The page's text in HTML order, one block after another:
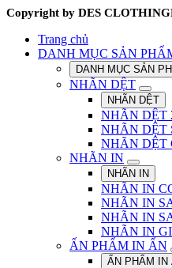
Copyright by DES
Trang chủ
DANH MỤC SẢN
DANH MỤC SẢN
NHÃN DỆT
NHÃN DỆT
NHÃN DỆT
NHÃN DỆT
NHÃN DỆT
NHÃN IN
NHÃN IN
NHÃN IN
NHÃN IN
NHÃN IN
NHÃN IN
ẤN PHẨM IN ẤN
ẤN PHẨM IN